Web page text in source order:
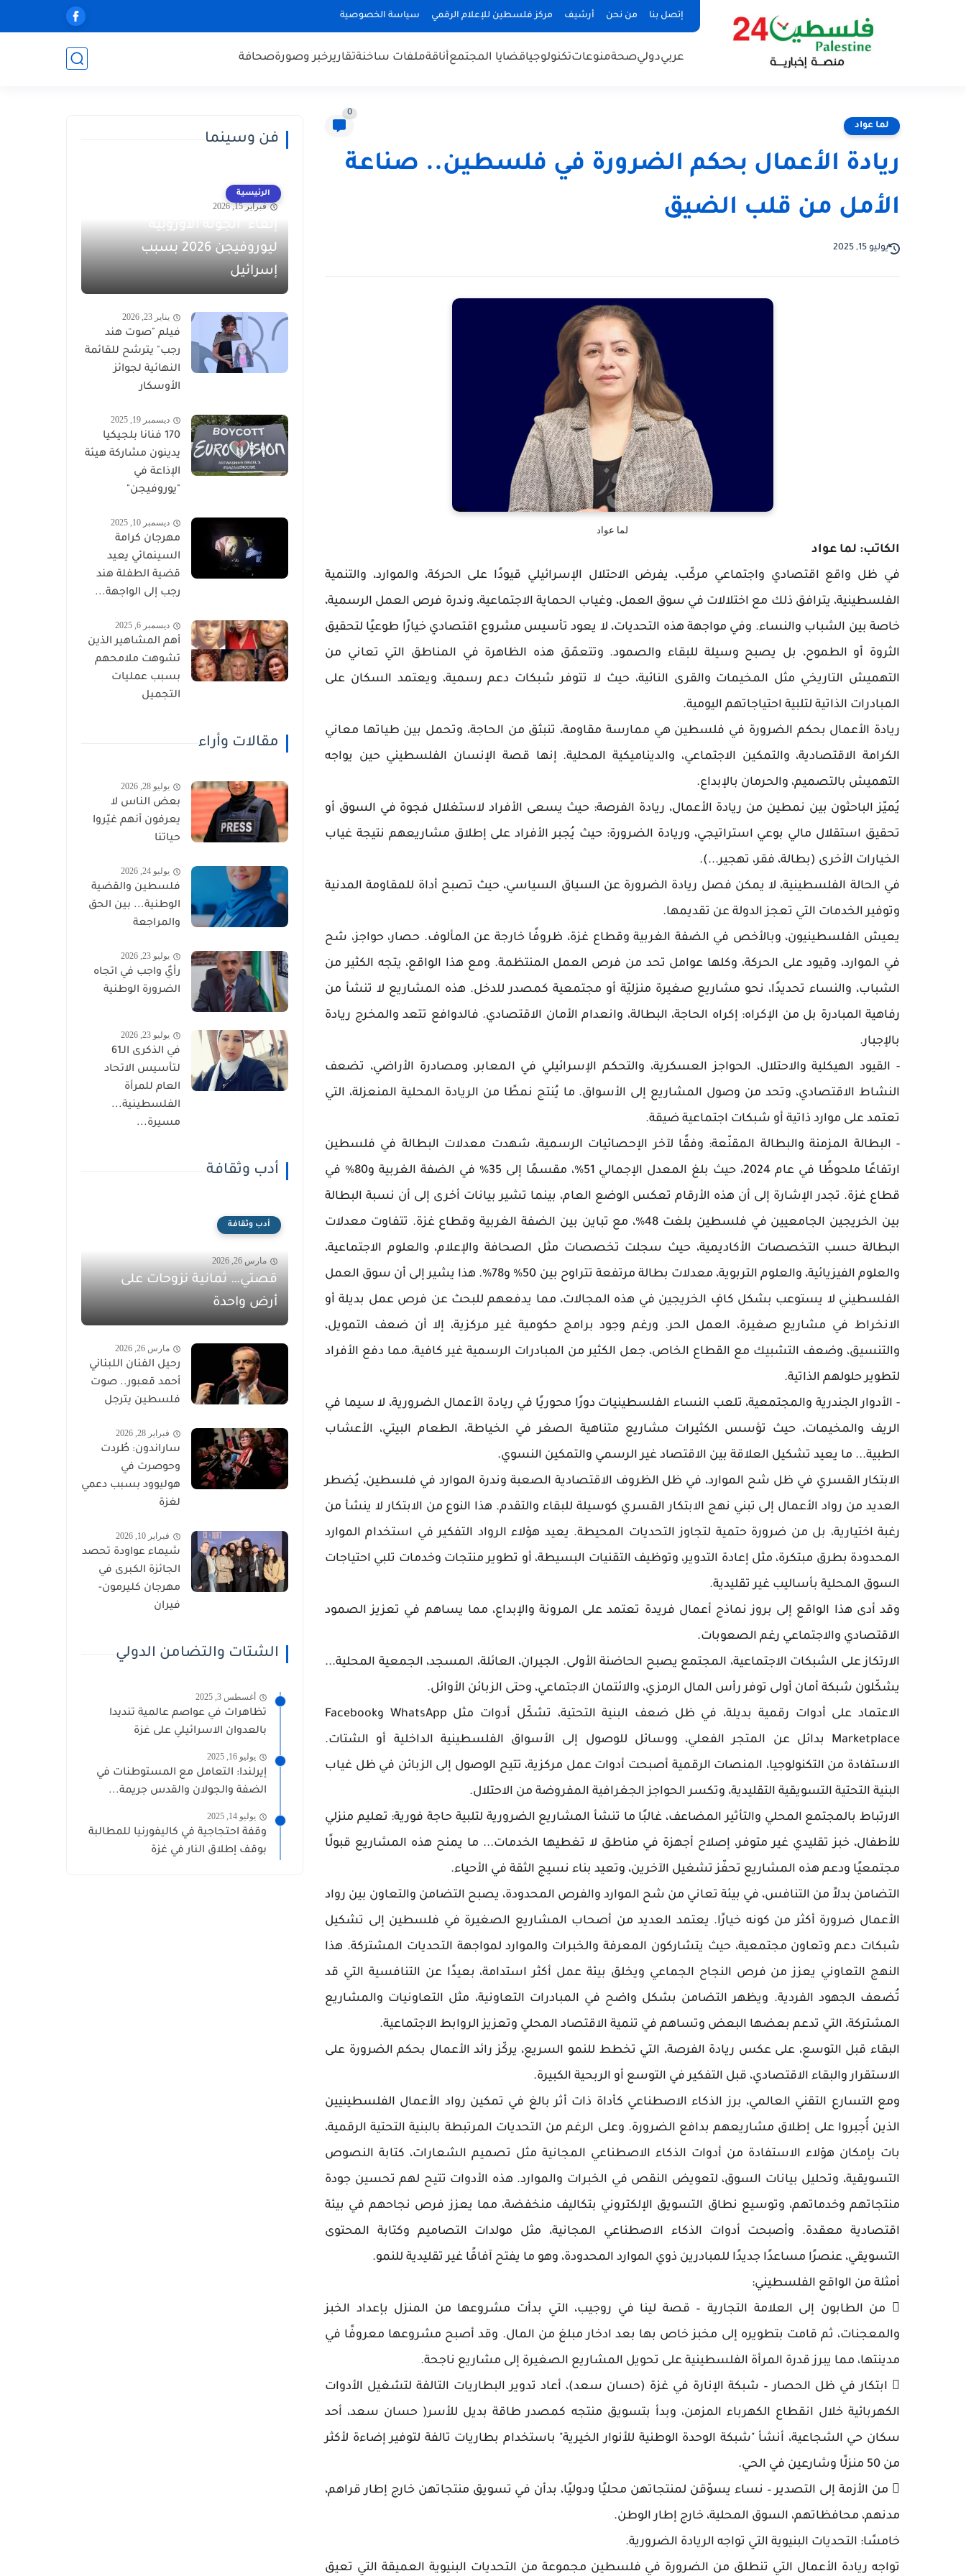
إتصل بنا من نحن أرشيف مركز فلسطين للإعلام الرقمي سياسة الخصوصية
عربيدوليصحةمنوعاتتكنولوجياقضايا المجتمعأناقةملفات ساخنةتقاريرخبر وصورةصحافة
لما عواد
0
ريادة الأعمال بحكم الضرورة في فلسطين.. صناعة
الأمل من قلب الضيق
يوليو 15, 2025
لما عواد
الكاتب: لما عواد
في ظل واقع اقتصادي واجتماعي مركّب، يفرض الاحتلال الإسرائيلي قيودًا على الحركة، والموارد، والتنمية
الفلسطينية، يترافق ذلك مع اختلالات في سوق العمل، وغياب الحماية الاجتماعية، وندرة فرص العمل الرسمية،
خاصة بين الشباب والنساء. وفي مواجهة هذه التحديات، لا يعود تأسيس مشروع اقتصادي خيارًا طوعيًا لتحقيق
الثروة أو الطموح، بل يصبح وسيلة للبقاء والصمود. وتتعمّق هذه الظاهرة في المناطق التي تعاني من
التهميش التاريخي مثل المخيمات والقرى النائية، حيث لا تتوفر شبكات دعم رسمية، ويعتمد السكان على
المبادرات الذاتية لتلبية احتياجاتهم اليومية.
ريادة الأعمال بحكم الضرورة في فلسطين هي ممارسة مقاومة، تنبثق من الحاجة، وتحمل بين طياتها معاني
الكرامة الاقتصادية، والتمكين الاجتماعي، والديناميكية المحلية. إنها قصة الإنسان الفلسطيني حين يواجه
التهميش بالتصميم، والحرمان بالإبداع.
يُميّز الباحثون بين نمطين من ريادة الأعمال، ريادة الفرصة: حيث يسعى الأفراد لاستغلال فجوة في السوق أو
تحقيق استقلال مالي بوعي استراتيجي، وريادة الضرورة: حيث يُجبر الأفراد على إطلاق مشاريعهم نتيجة غياب
الخيارات الأخرى (بطالة، فقر، تهجير...).
في الحالة الفلسطينية، لا يمكن فصل ريادة الضرورة عن السياق السياسي، حيث تصبح أداة للمقاومة المدنية
وتوفير الخدمات التي تعجز الدولة عن تقديمها.
يعيش الفلسطينيون، وبالأخص في الضفة الغربية وقطاع غزة، ظروفًا خارجة عن المألوف. حصار، حواجز، شح
في الموارد، وقيود على الحركة، وكلها عوامل تحد من فرص العمل المنتظمة. ومع هذا الواقع، يتجه الكثير من
الشباب، والنساء تحديدًا، نحو مشاريع صغيرة منزليّة أو مجتمعية كمصدر للدخل. هذه المشاريع لا تنشأ من
رفاهية المبادرة بل من الإكراه: إكراه الحاجة، البطالة، وانعدام الأمان الاقتصادي. فالدوافع تتعد والمخرج ريادة
بالإجبار.
- القيود الهيكلية والاحتلال، الحواجز العسكرية، والتحكم الإسرائيلي في المعابر، ومصادرة الأراضي، تضعف
النشاط الاقتصادي، وتحد من وصول المشاريع إلى الأسواق. ما يُنتج نمطًا من الريادة المحلية المنعزلة، التي
تعتمد على موارد ذاتية أو شبكات اجتماعية ضيقة.
- البطالة المزمنة والبطالة المقنّعة: وفقًا لآخر الإحصائيات الرسمية، شهدت معدلات البطالة في فلسطين
ارتفاعًا ملحوظًا في عام 2024، حيث بلغ المعدل الإجمالي 51%، مقسمًا إلى 35% في الضفة الغربية و80% في
قطاع غزة. تجدر الإشارة إلى أن هذه الأرقام تعكس الوضع العام، بينما تشير بيانات أخرى إلى أن نسبة البطالة
بين الخريجين الجامعيين في فلسطين بلغت 48%، مع تباين بين الضفة الغربية وقطاع غزة. تتفاوت معدلات
البطالة حسب التخصصات الأكاديمية، حيث سجلت تخصصات مثل الصحافة والإعلام، والعلوم الاجتماعية،
والعلوم الفيزيائية، والعلوم التربوية، معدلات بطالة مرتفعة تتراوح بين 50% و78%. هذا يشير إلى أن سوق العمل
الفلسطيني لا يستوعب بشكل كافٍ الخريجين في هذه المجالات، مما يدفعهم للبحث عن فرص عمل بديلة أو
الانخراط في مشاريع صغيرة، العمل الحر. ورغم وجود برامج حكومية غير مركزية، إلا أن ضعف التمويل،
والتنسيق، وضعف التشبيك مع القطاع الخاص، جعل الكثير من المبادرات الرسمية غير كافية، مما دفع الأفراد
لتطوير حلولهم الذاتية.
- الأدوار الجندرية والمجتمعية، تلعب النساء الفلسطينيات دورًا محوريًا في ريادة الأعمال الضرورية، لا سيما في
الريف والمخيمات، حيث تؤسس الكثيرات مشاريع متناهية الصغر في الخياطة، الطعام البيتي، الأعشاب
الطبية... ما يعيد تشكيل العلاقة بين الاقتصاد غير الرسمي والتمكين النسوي.
الابتكار القسري في ظل شح الموارد، في ظل الظروف الاقتصادية الصعبة وندرة الموارد في فلسطين، يُضطر
العديد من رواد الأعمال إلى تبني نهج الابتكار القسري كوسيلة للبقاء والتقدم. هذا النوع من الابتكار لا ينشأ من
رغبة اختيارية، بل من ضرورة حتمية لتجاوز التحديات المحيطة. يعيد هؤلاء الرواد التفكير في استخدام الموارد
المحدودة بطرق مبتكرة، مثل إعادة التدوير، وتوظيف التقنيات البسيطة، أو تطوير منتجات وخدمات تلبي احتياجات
السوق المحلية بأساليب غير تقليدية.
وقد أدى هذا الواقع إلى بروز نماذج أعمال فريدة تعتمد على المرونة والإبداع، مما يساهم في تعزيز الصمود
الاقتصادي والاجتماعي رغم الصعوبات.
الارتكاز على الشبكات الاجتماعية، المجتمع يصبح الحاضنة الأولى. الجيران، العائلة، المسجد، الجمعية المحلية...
يشكّلون شبكة أمان أولى توفر رأس المال الرمزي، والائتمان الاجتماعي، وحتى الزبائن الأوائل.
الاعتماد على أدوات رقمية بديلة، في ظل ضعف البنية التحتية، تشكّل أدوات مثل WhatsApp وFacebook
Marketplace بدائل عن المتجر الفعلي، ووسائل للوصول إلى الأسواق الفلسطينية الداخلية أو الشتات.
الاستفادة من التكنولوجيا، المنصات الرقمية أصبحت أدوات عمل مركزية، تتيح الوصول إلى الزبائن في ظل غياب
البنية التحتية التسويقية التقليدية، وتكسر الحواجز الجغرافية المفروضة من الاحتلال.
الارتباط بالمجتمع المحلي والتأثير المضاعف، غالبًا ما تنشأ المشاريع الضرورية لتلبية حاجة فورية: تعليم منزلي
للأطفال، خبز تقليدي غير متوفر، إصلاح أجهزة في مناطق لا تغطيها الخدمات... ما يمنح هذه المشاريع قبولًا
مجتمعيًا ودعم هذه المشاريع تحفّز تشغيل الآخرين، وتعيد بناء نسيج الثقة في الأحياء.
التضامن بدلاً من التنافس، في بيئة تعاني من شح الموارد والفرص المحدودة، يصبح التضامن والتعاون بين رواد
الأعمال ضرورة أكثر من كونه خيارًا. يعتمد العديد من أصحاب المشاريع الصغيرة في فلسطين إلى تشكيل
شبكات دعم وتعاون مجتمعية، حيث يتشاركون المعرفة والخبرات والموارد لمواجهة التحديات المشتركة. هذا
النهج التعاوني يعزز من فرص النجاح الجماعي ويخلق بيئة عمل أكثر استدامة، بعيدًا عن التنافسية التي قد
تُضعف الجهود الفردية. ويظهر التضامن بشكل واضح في المبادرات التعاونية، مثل التعاونيات والمشاريع
المشتركة، التي تدعم بعضها البعض وتساهم في تنمية الاقتصاد المحلي وتعزيز الروابط الاجتماعية.
البقاء قبل التوسع، على عكس ريادة الفرصة، التي تخطط للنمو السريع، يركّز رائد الأعمال بحكم الضرورة على
الاستقرار والبقاء الاقتصادي، قبل التفكير في التوسع أو الربحية الكبيرة.
ومع التسارع التقني العالمي، برز الذكاء الاصطناعي كأداة ذات أثر بالغ في تمكين رواد الأعمال الفلسطينيين
الذين أُجبروا على إطلاق مشاريعهم بدافع الضرورة. وعلى الرغم من التحديات المرتبطة بالبنية التحتية الرقمية،
بات بإمكان هؤلاء الاستفادة من أدوات الذكاء الاصطناعي المجانية مثل تصميم الشعارات، كتابة النصوص
التسويقية، وتحليل بيانات السوق، لتعويض النقص في الخبرات والموارد. هذه الأدوات تتيح لهم تحسين جودة
منتجاتهم وخدماتهم، وتوسيع نطاق التسويق الإلكتروني بتكاليف منخفضة، مما يعزز فرص نجاحهم في بيئة
اقتصادية معقدة. وأصبحت أدوات الذكاء الاصطناعي المجانية، مثل مولدات التصاميم وكتابة المحتوى
التسويقي، عنصرًا مساعدًا جديدًا للمبادرين ذوي الموارد المحدودة، وهو ما يفتح آفاقًا غير تقليدية للنمو.
أمثلة من الواقع الفلسطيني:
 من الطابون إلى العلامة التجارية – قصة لينا في روجيب، التي بدأت مشروعها من المنزل بإعداد الخبز
والمعجنات، ثم قامت بتطويره إلى مخبز خاص بها بعد ادخار مبلغ من المال. وقد أصبح مشروعها معروفًا في
مدينتها، مما يبرز قدرة المرأة الفلسطينية على تحويل المشاريع الصغيرة إلى مشاريع ناجحة.
 ابتكار في ظل الحصار – شبكة الإنارة في غزة (حسان سعد)، أعاد تدوير البطاريات التالفة لتشغيل الأدوات
الكهربائية خلال انقطاع الكهرباء المزمن، وبدأ بتسويق منتجه كمصدر طاقة بديل للأسر( حسان سعد، أحد
سكان حي الشجاعية، أنشأ "شبكة الوحدة الوطنية للأنوار الخيرية" باستخدام بطاريات تالفة لتوفير إضاءة لأكثر
من 50 منزلًا وشارعين في الحي.
 من الأزمة إلى التصدير – نساء يسوّقن لمنتجاتهن محليًا ودوليًا، بدأن في تسويق منتجاتهن خارج إطار قراهم،
مدنهم، محافظاتهم، السوق المحلية، خارج إطار الوطن.
خامسًا: التحديات البنيوية التي تواجه الريادة الضرورية.
تواجه ريادة الأعمال التي تنطلق من الضرورة في فلسطين مجموعة من التحديات البنيوية العميقة التي تعيق
فن وسينما
الرئيسية
فبراير 15, 2026
إلغاء "الجولة الأوروبية"
ليوروفيجن 2026 بسبب
إسرائيل
يناير 23, 2026
فيلم "صوت هند
رجب" يترشح للقائمة
النهائية لجوائز
الأوسكار
ديسمبر 19, 2025
170 فنانا بلجيكيا
يدينون مشاركة هيئة
الإذاعة في
"يوروفيجن"
ديسمبر 10, 2025
مهرجان كرامة
السينمائي يعيد
قضية الطفلة هند
رجب إلى الواجهة...
ديسمبر 6, 2025
أهم المشاهير الذين
تشوهت ملامحهم
بسبب عمليات
التجميل
مقالات وأراء
يوليو 28, 2026
بعض الناس لا
يعرفون أنهم غيّروا
حياتنا
يوليو 24, 2026
فلسطين والقضية
الوطنية... بين الحق
والمراجعة
يوليو 23, 2026
رأيٌ واجب في اتجاه
الضرورة الوطنية
يوليو 23, 2026
في الذكرى الـ61
لتأسيس الاتحاد
العام للمرأة
الفلسطينية...
مسيرة...
أدب وثقافة
أدب وثقافة
مارس 26, 2026
قصتي… ثمانية نزوحات على
أرض واحدة
مارس 26, 2026
رحيل الفنان اللبناني
أحمد قعبور.. صوت
فلسطين يترجل
فبراير 28, 2026
ساراندون: طُردت
وحوصرت في
هوليوود بسبب دعمي
لغزة
فبراير 10, 2026
شيماء عواودة تحصد
الجائزة الكبرى في
مهرجان كليرمون-
فيران
الشتات والتضامن الدولي
أغسطس 3, 2025
تظاهرات في عواصم عالمية تنديدا
بالعدوان الاسرائيلي على غزة
يوليو 16, 2025
إيرلندا: التعامل مع المستوطنات في
الضفة والجولان والقدس جريمة...
يوليو 14, 2025
وقفة احتجاجية في كاليفورنيا للمطالبة
بوقف إطلاق النار في غزة